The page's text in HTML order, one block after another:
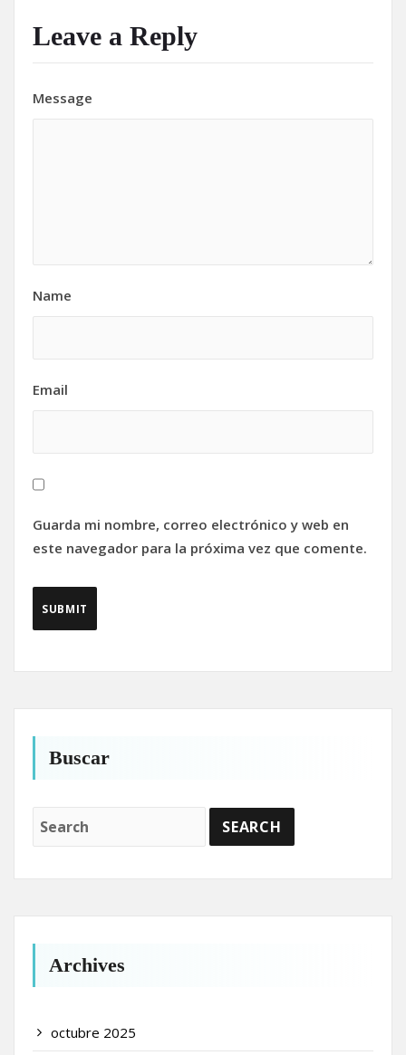
Leave a Reply
Message
Name
Email
Guarda mi nombre, correo electrónico y web en
este navegador para la próxima vez que comente.
Buscar
Archives
octubre 2025